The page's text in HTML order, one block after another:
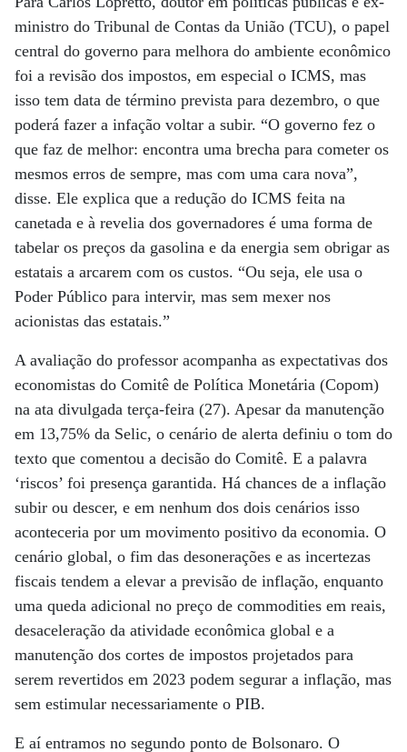
ministro do Tribunal de Contas da União (TCU), o papel
central do governo para melhora do ambiente econômico
foi a revisão dos impostos, em especial o ICMS, mas
isso tem data de término prevista para dezembro, o que
poderá fazer a infação voltar a subir. “O governo fez o
que faz de melhor: encontra uma brecha para cometer os
mesmos erros de sempre, mas com uma cara nova”,
disse. Ele explica que a redução do ICMS feita na
canetada e à revelia dos governadores é uma forma de
tabelar os preços da gasolina e da energia sem obrigar as
estatais a arcarem com os custos. “Ou seja, ele usa o
Poder Público para intervir, mas sem mexer nos
acionistas das estatais.”
A avaliação do professor acompanha as expectativas dos
economistas do Comitê de Política Monetária (Copom)
na ata divulgada terça-feira (27). Apesar da manutenção
em 13,75% da Selic, o cenário de alerta definiu o tom do
texto que comentou a decisão do Comitê. E a palavra
‘riscos’ foi presença garantida. Há chances de a inflação
subir ou descer, e em nenhum dos dois cenários isso
aconteceria por um movimento positivo da economia. O
cenário global, o fim das desonerações e as incertezas
fiscais tendem a elevar a previsão de inflação, enquanto
uma queda adicional no preço de commodities em reais,
desaceleração da atividade econômica global e a
manutenção dos cortes de impostos projetados para
serem revertidos em 2023 podem segurar a inflação, mas
sem estimular necessariamente o PIB.
E aí entramos no segundo ponto de Bolsonaro. O